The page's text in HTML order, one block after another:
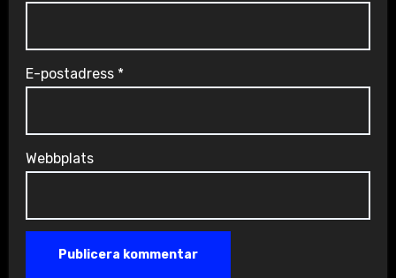
E-postadress *
Webbplats